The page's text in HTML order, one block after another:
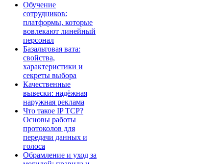
Обучение
сотрудников:
платформы, которые
вовлекают линейный
персонал
Базальтовая вата:
свойства,
характеристики и
секреты выбора
Качественные
вывески: надёжная
наружная реклама
Что такое IP TCP?
Основы работы
протоколов для
передачи данных и
голоса
Обрамление и уход за